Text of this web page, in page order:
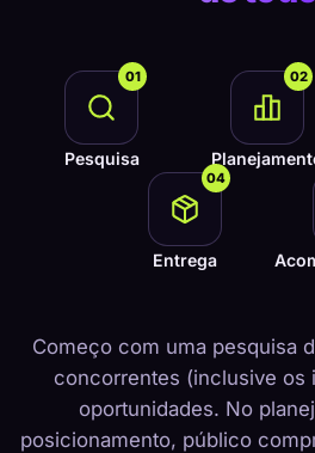
01
Pesquisa
02
04
Entrega
Começo com uma pesquisa
concorrentes (inclusive os
oportunidades. No
posicionamento, público